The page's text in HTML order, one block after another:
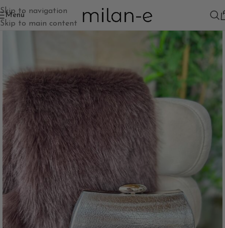
Skip to navigation
Skip to main content
Menú